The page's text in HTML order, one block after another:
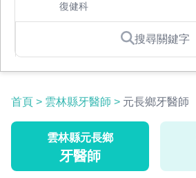
復健科
搜尋關鍵字
首頁 > 雲林縣牙醫師 > 元長鄉牙醫師
雲林縣元長鄉
牙醫師